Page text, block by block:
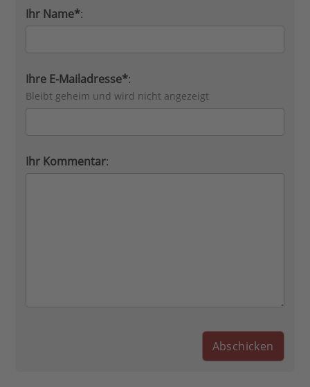
Ihr Name*:
Ihre E-Mailadresse*:
Bleibt geheim und wird nicht angezeigt
Ihr Kommentar: